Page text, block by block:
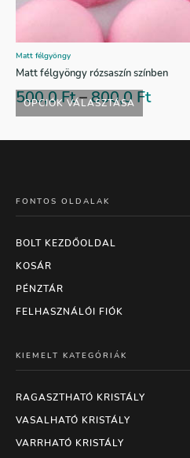
OPCIÓK VÁLASZTÁSA
Matt félgyöngy
Matt félgyöngy rózsaszín színben
500,0Ft–800,0Ft
FONTOS OLDALAK
BOLT KEZDŐOLDAL
KOSÁR
PÉNZTÁR
FELHASZNÁLÓI FIÓK
KIEMELT KATEGÓRIÁK
RAGASZTHATÓ KRISTÁLY
VASALHATÓ KRISTÁLY
VARRHATÓ KRISTÁLY